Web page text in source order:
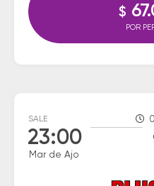
$
POR
SALE
23:00
Mar de Ajo